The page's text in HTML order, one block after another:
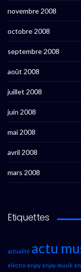
novembre 2008
octobre 2008
septembre 2008
août 2008
juillet 2008
juin 2008
mai 2008
avril 2008
mars 2008
Étiquettes
actualité actu
electro enjoy enjoy-musik